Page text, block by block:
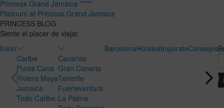
Princess Grand Jamaica *****
Platinum at Princess Grand Jamaica
PRINCESS BLOG
Siente el placer de viajar
Inicio
Caribe
Punta Cana
Riviera Maya
Jamaica
Todo Caribe
Canarias
Gran Canaria
Tenerife
Fuerteventura
La Palma
BarcelonaHotelesInspírateConsejos